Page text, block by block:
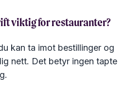
viktig for restauranter?
kan ta imot bestillinger og
nett. Det betyr ingen tapte